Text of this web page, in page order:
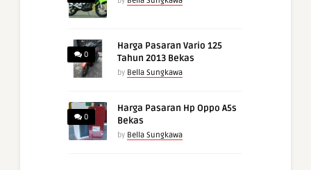
0
Harga Pasaran Vario 125
Tahun 2013 Bekas
by Bella Sungkawa
0
Harga Pasaran Hp Oppo A5s
Bekas
by Bella Sungkawa